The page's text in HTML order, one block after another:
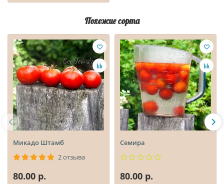
Похожие сорта
Микадо Штамб
2 отзыва
80.00 р.
Семира
80.00 р.